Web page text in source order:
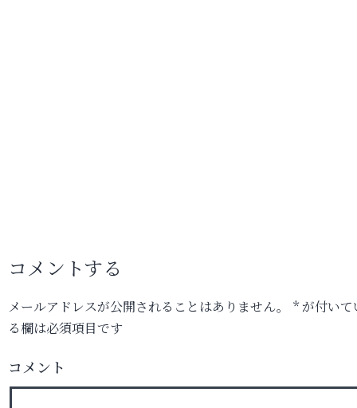
コメントする
メールアドレスが公開されることはありません。 *が付いて
る欄は必須項目です
コメント